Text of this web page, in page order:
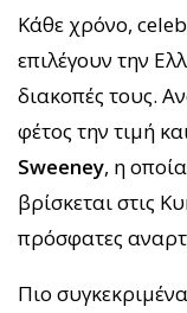
Κάθε χρόνο,
επιλέγουν την
διακοπές τους.
φέτος την τιμή
Sweeney, η
βρίσκεται στις
πρόσφατες
Πιο